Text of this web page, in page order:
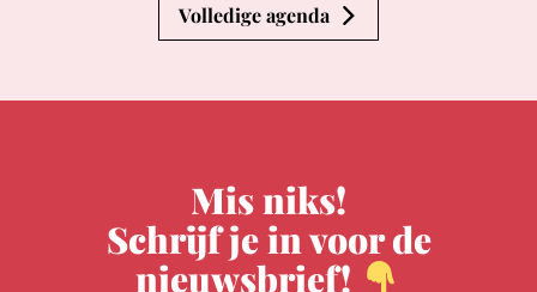
Volledige agenda
Mis niks!
Schrijf je in voor de
nieuwsbrief!